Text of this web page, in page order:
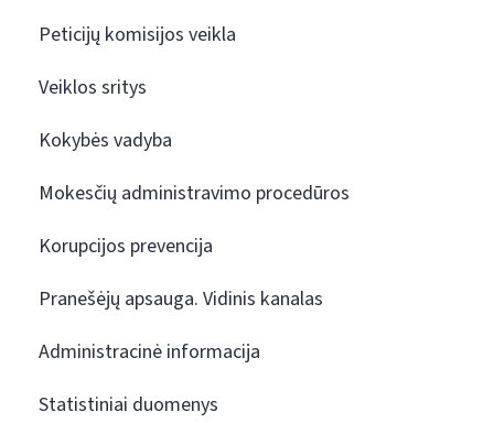
Peticijų komisijos veikla
Veiklos sritys
Kokybės vadyba
Mokesčių administravimo procedūros
Korupcijos prevencija
Pranešėjų apsauga. Vidinis kanalas
Administracinė informacija
Statistiniai duomenys